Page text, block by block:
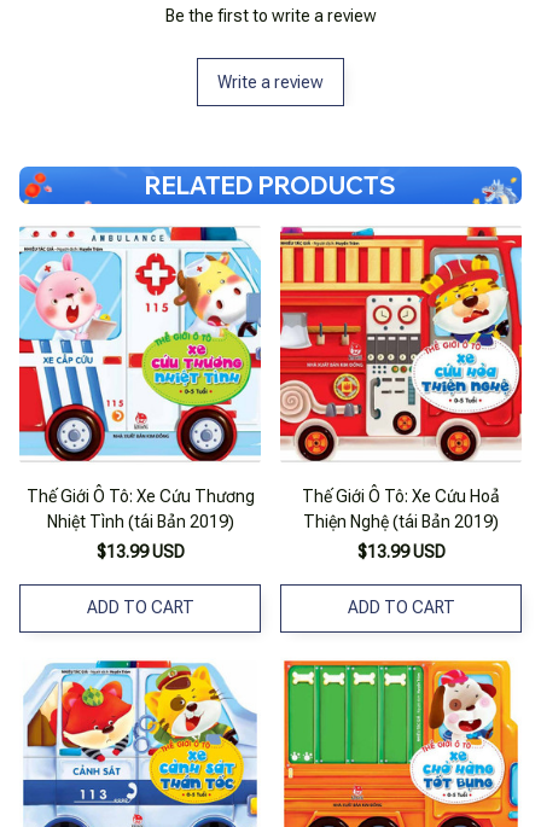
Be the first to write a review
Write a review
RELATED PRODUCTS
Thế Giới Ô Tô: Xe Cứu Thương
Nhiệt Tình (tái Bản 2019)
$13.99 USD
ADD TO CART
Thế Giới Ô Tô: Xe Cứu Hoả
Thiện Nghệ (tái Bản 2019)
$13.99 USD
ADD TO CART